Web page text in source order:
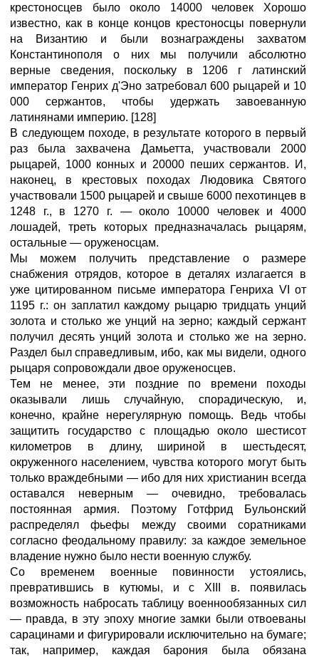
крестоносцев было около 14000 человек Хорошо
известно, как в конце концов крестоносцы повернули
на Византию и были вознаграждены захватом
Константинополя о них мы получили абсолютно
верные сведения, поскольку в 1206 г латинский
император Генрих д'Эно затребовал 600 рыцарей и 10
000 сержантов, чтобы удержать завоеванную
латинянами империю. [128]
В следующем походе, в результате которого в первый
раз была захвачена Дамьетта, участвовали 2000
рыцарей, 1000 конных и 20000 пеших сержантов. И,
наконец, в крестовых походах Людовика Святого
участвовали 1500 рыцарей и свыше 6000 пехотинцев в
1248 г., в 1270 г. — около 10000 человек и 4000
лошадей, треть которых предназначалась рыцарям,
остальные — оруженосцам.
Мы можем получить представление о размере
снабжения отрядов, которое в деталях излагается в
уже цитированном письме императора Генриха VI от
1195 г.: он заплатил каждому рыцарю тридцать унций
золота и столько же унций на зерно; каждый сержант
получил десять унций золота и столько же на зерно.
Раздел был справедливым, ибо, как мы видели, одного
рыцаря сопровождали двое оруженосцев.
Тем не менее, эти поздние по времени походы
оказывали лишь случайную, спорадическую, и,
конечно, крайне нерегулярную помощь. Ведь чтобы
защитить государство с площадью около шестисот
километров в длину, шириной в шестьдесят,
окруженного населением, чувства которого могут быть
только враждебными — ибо для них христианин всегда
оставался неверным — очевидно, требовалась
постоянная армия. Поэтому Готфрид Бульонский
распределял фьефы между своими соратниками
согласно феодальному правилу: за каждое земельное
владение нужно было нести военную службу.
Со временем военные повинности устоялись,
превратившись в кутюмы, и с XIII в. появилась
возможность набросать таблицу военнообязанных сил
— правда, в эту эпоху многие замки были отвоеваны
сарацинами и фигурировали исключительно на бумаге;
так, например, каждая барония была обязана